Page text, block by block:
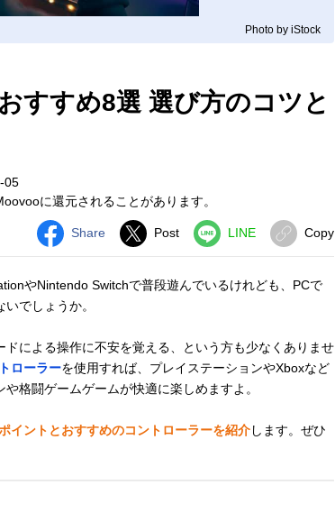
Photo by iStock
すすめ8選 選び方のコツと
05
に還元されることがあります。
Share Post LINE Copy
やNintendo Switchで普段遊んでいるけれども、PCで
でしょうか。
による操作に不安を覚える、という方も少なくありませ
ローラーを使用すれば、プレイステーションやXboxなど
格闘ゲームゲームが快適に楽しめますよ。
イントとおすすめのコントローラーを紹介します。ぜひ